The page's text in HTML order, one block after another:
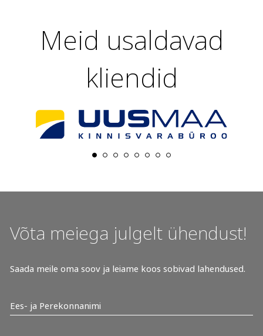
Meid usaldavad
kliendid
Võta meiega julgelt ühendust!
Saada meile oma soov ja leiame koos sobivad lahendused.